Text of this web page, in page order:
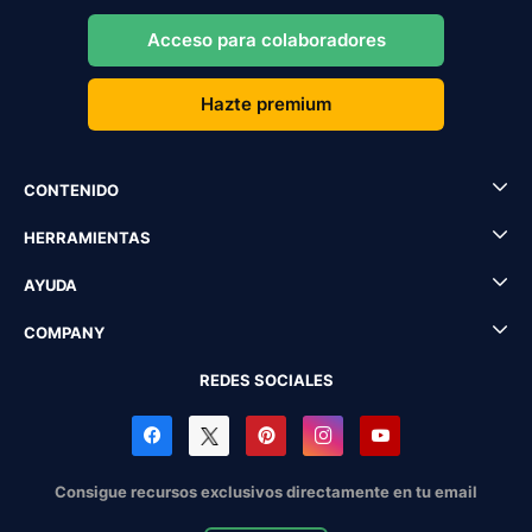
Acceso para colaboradores
Hazte premium
CONTENIDO
HERRAMIENTAS
AYUDA
COMPANY
REDES SOCIALES
Consigue recursos exclusivos directamente en tu email